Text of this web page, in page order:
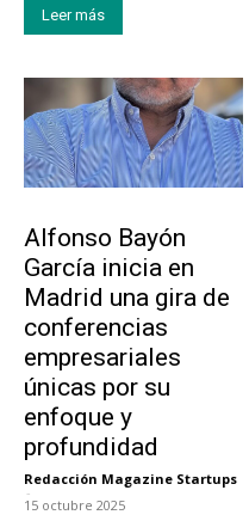
Leer más
Alfonso Bayón
García inicia en
Madrid una gira de
conferencias
empresariales
únicas por su
enfoque y
profundidad
Redacción Magazine Startups
-
15 octubre 2025